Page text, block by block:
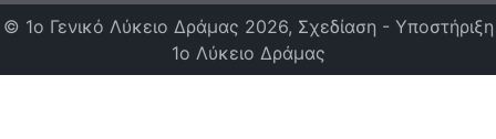
© 1ο Γενικό Λύκειο Δράμας 2026, Σχεδίαση - Υποστήριξη
1ο Λύκειο Δράμας